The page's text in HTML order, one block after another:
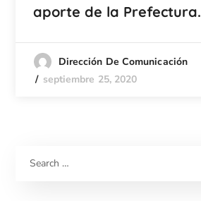
aporte de la Prefectura.
Dirección De Comunicación
septiembre 25, 2020